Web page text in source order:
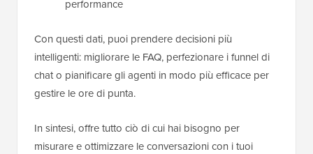
performance
Con questi dati, puoi prendere decisioni più
intelligenti: migliorare le FAQ, perfezionare i funnel di
chat o pianificare gli agenti in modo più efficace per
gestire le ore di punta.
In sintesi, offre tutto ciò di cui hai bisogno per
misurare e ottimizzare le conversazioni con i tuoi